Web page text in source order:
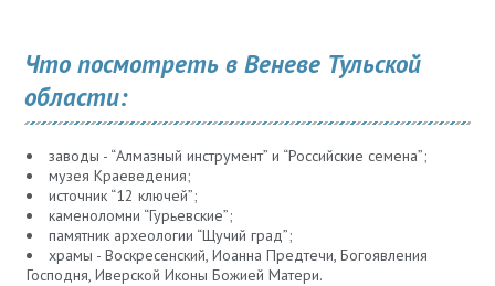
Что посмотреть в Веневе Тульской
области:
заводы - “Алмазный инструмент” и “Российские семена”;
музея Краеведения;
источник “12 ключей”;
каменоломни “Гурьевские”;
памятник археологии “Щучий град”;
храмы - Воскресенский, Иоанна Предтечи, Богоявления
Господня, Иверской Иконы Божией Матери.